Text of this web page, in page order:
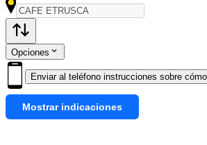
Opciones
Enviar al teléfono instrucciones sobre
Mostrar indicaciones